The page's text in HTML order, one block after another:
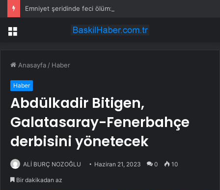
Menü
Anasayfa / Haber
Haber
Abdülkadir Bitigen,
Galatasaray-Fenerbahçe
derbisini yönetecek
ALİ BURÇ NOZOĞLU Haziran 21, 2023 0 10
Bir dakikadan az